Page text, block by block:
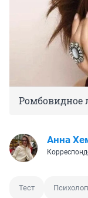
Ромбовидное
Анна
Тест